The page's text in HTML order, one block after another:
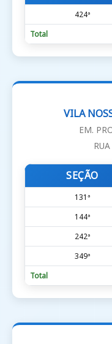
424ª
Total
VILA
EM.
SEÇÃO
131ª
144ª
242ª
349ª
Total